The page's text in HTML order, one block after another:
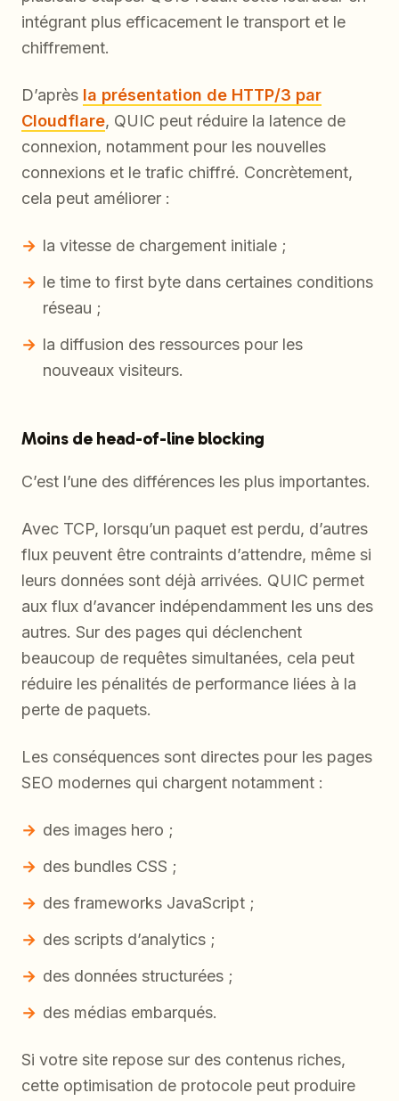
intégrant plus efficacement le transport et le
chiffrement.
D’après la présentation de HTTP/3 par
Cloudflare, QUIC peut réduire la latence de
connexion, notamment pour les nouvelles
connexions et le trafic chiffré. Concrètement,
cela peut améliorer :
la vitesse de chargement initiale ;
le time to first byte dans certaines conditions
réseau ;
la diffusion des ressources pour les
nouveaux visiteurs.
Moins de head-of-line blocking
C’est l’une des différences les plus importantes.
Avec TCP, lorsqu’un paquet est perdu, d’autres
flux peuvent être contraints d’attendre, même si
leurs données sont déjà arrivées. QUIC permet
aux flux d’avancer indépendamment les uns des
autres. Sur des pages qui déclenchent
beaucoup de requêtes simultanées, cela peut
réduire les pénalités de performance liées à la
perte de paquets.
Les conséquences sont directes pour les pages
SEO modernes qui chargent notamment :
des images hero ;
des bundles CSS ;
des frameworks JavaScript ;
des scripts d’analytics ;
des données structurées ;
des médias embarqués.
Si votre site repose sur des contenus riches,
cette optimisation de protocole peut produire